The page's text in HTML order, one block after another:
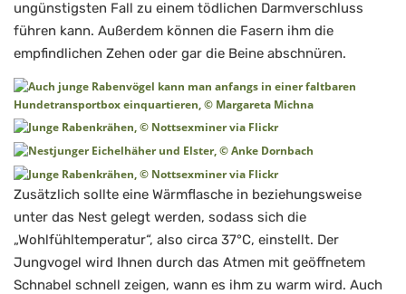
ungünstigsten Fall zu einem tödlichen Darmverschluss
führen kann. Außerdem können die Fasern ihm die
empfindlichen Zehen oder gar die Beine abschnüren.
Zusätzlich sollte eine Wärmflasche in beziehungsweise
unter das Nest gelegt werden, sodass sich die
„Wohlfühltemperatur“, also circa 37°C, einstellt. Der
Jungvogel wird Ihnen durch das Atmen mit geöffnetem
Schnabel schnell zeigen, wann es ihm zu warm wird. Auch